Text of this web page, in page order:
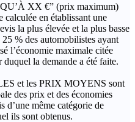
XX €” (prix maximum)
calculée en établissant une
la plus élevée et la plus basse
% des automobilistes ayant
l’économie maximale citée
la demande a été faite.
et les PRIX MOYENS sont
des prix et des économies
d’une même catégorie de
ils sont obtenus.